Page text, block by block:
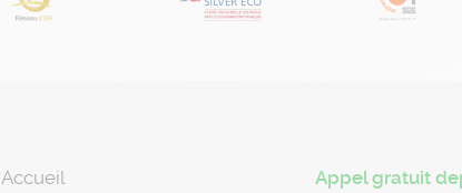
Accueil
Appel gratuit